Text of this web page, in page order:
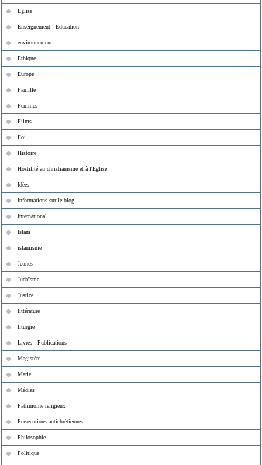
Eglise
Enseignement - Education
environnement
Ethique
Europe
Famille
Femmes
Films
Foi
Histoire
Hostilité au christianisme et à l'Eglise
Idées
Informations sur le blog
International
Islam
islamisme
Jeunes
Judaïsme
Justice
littérature
liturgie
Livres - Publications
Magistère
Marie
Médias
Patrimoine religieux
Persécutions antichrétiennes
Philosophie
Politique